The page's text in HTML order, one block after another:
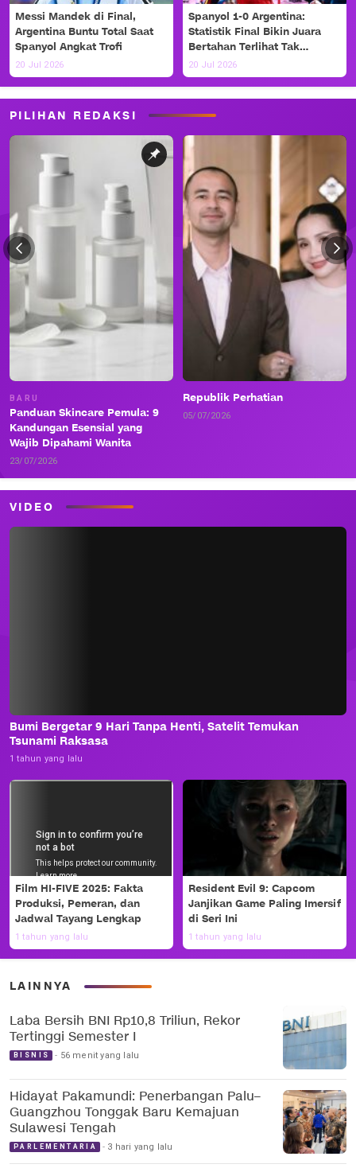
Messi Mandek di Final,
Argentina Buntu Total Saat
Spanyol Angkat Trofi
20 Jul 2026
Spanyol 1-0 Argentina:
Statistik Final Bikin Juara
Bertahan Terlihat Tak
Berdaya
20 Jul 2026
PILIHAN REDAKSI
BARU
Panduan Skincare Pemula: 9
Kandungan Esensial yang
Wajib Dipahami Wanita
23/07/2026
Republik Perhatian
05/07/2026
VIDEO
Bumi Bergetar 9 Hari Tanpa Henti, Satelit Temukan
Tsunami Raksasa
1 tahun yang lalu
Film HI-FIVE 2025: Fakta
Produksi, Pemeran, dan
Jadwal Tayang Lengkap
1 tahun yang lalu
Resident Evil 9: Capcom
Janjikan Game Paling Imersif
di Seri Ini
1 tahun yang lalu
LAINNYA
Laba Bersih BNI Rp10,8 Triliun, Rekor
Tertinggi Semester I
BISNIS 56 menit yang lalu
Hidayat Pakamundi: Penerbangan Palu–
Guangzhou Tonggak Baru Kemajuan
Sulawesi Tengah
PARLEMENTARIA 3 hari yang lalu